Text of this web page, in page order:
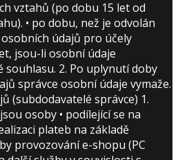
vztahů (po dobu 15 let od
• po dobu, než je odvolán
údajů pro účely
jsou-li osobní údaje
souhlasu. 2. Po uplynutí doby
správce osobní údaje vymaže.
(subdodavatelé správce) 1.
osoby • podílející se na
plateb na základě
provozování e-shopu (PC